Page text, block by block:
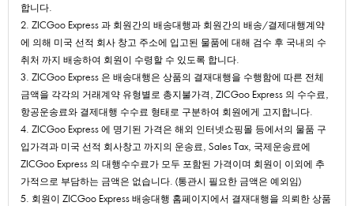
합니다.
2.ZICGooExpress과회원간의배송대행과회원간의배송/결제대행계약
에의해미국선적회사창고주소에입고된물품에대해검수후국내의수
취처까지배송하여회원이수령할수있도록합니다.
3.ZICGooExpress은배송대행은상품의결재대행을수행함에따른전체
금액을각각의거래계약유형별로총지불가격,ZICGooExpress의수수료,
항공운송료와결제대행수수료형태로구분하여회원에게고지합니다.
4.ZICGooExpress에명기된가격은해외인터넷쇼핑몰등에서의물품구
입가격과미국선적회사창고까지의운송료,SalesTax,국제운송료에
ZICGooExpress의대행수수료가모두포함된가격이며회원이이외에추
가적으로부담하는금액은없습니다.(통관시필요한금액은예외임)
5.회원이ZICGooExpress배송대행홈페이지에서결재대행을의뢰한상품